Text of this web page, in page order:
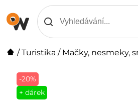
/Turistika / Mačky, nesmeky,
-20%
+ dárek